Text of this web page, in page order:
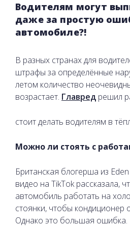
Водителям могут
даже за простую
автомобиле?!
В разных странах для
штрафы за определённые
летом количество
возрастает. Главред решил
стоит делать водителям в
Можно ли стоять с
Британская блогерша из
видео на TikTok рассказала,
автомобиль работать на
стоянки, чтобы кондиционер
Однако это большая ошибка.